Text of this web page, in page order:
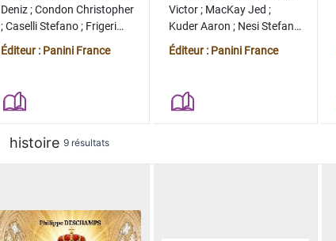
Deniz;Condon Christopher
;Caselli Stefano; Frigeri
Juan
Éditeur : Panini France
Victor; MacKay Jed ;
Kuder Aaron ; Nesi Stefano
;Lopez Alvaro
Éditeur : Panini France
histoire 9 résultats